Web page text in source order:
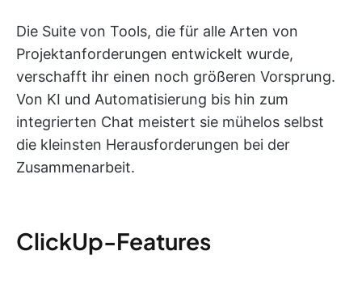
Die Suite von Tools, die für alle Arten von
Projektanforderungen entwickelt wurde,
verschafft ihr einen noch größeren Vorsprung.
Von KI und Automatisierung bis hin zum
integrierten Chat meistert sie mühelos selbst
die kleinsten Herausforderungen bei der
Zusammenarbeit.
ClickUp-Features